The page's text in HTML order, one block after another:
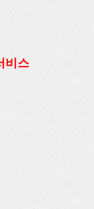
비스